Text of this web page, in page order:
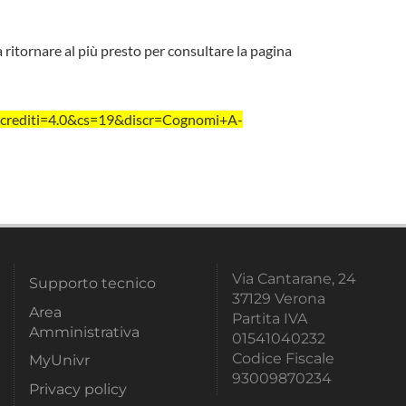
al più presto per consultare la pagina
Supporto tecnico
Area
Amministrativa
MyUnivr
Privacy policy
Via Cantarane, 24
37129 Verona
Partita IVA
01541040232
Codice Fiscale
93009870234